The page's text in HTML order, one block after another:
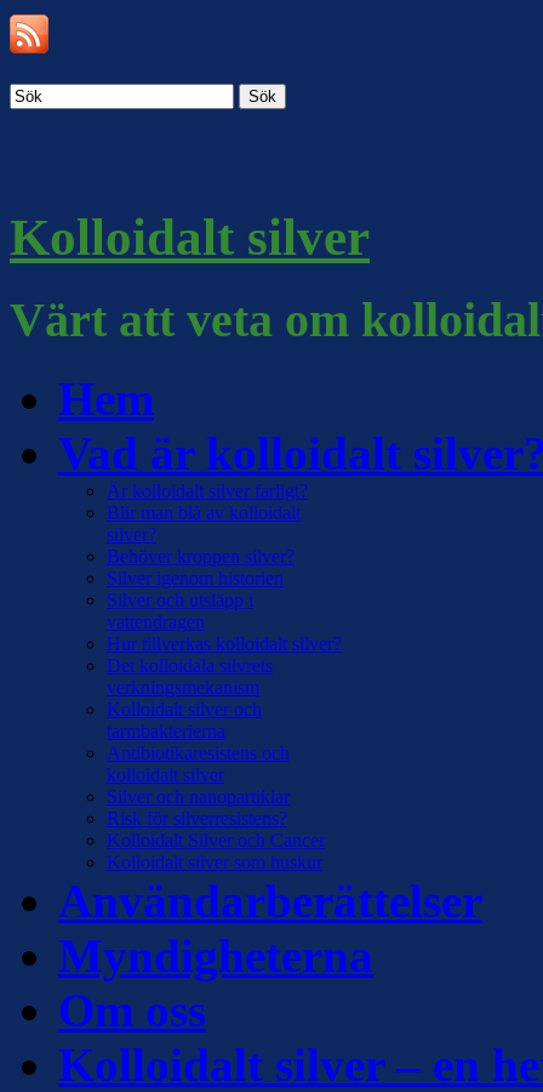
Sök
Kolloidalt silver
Värt att veta om
Hem
Vad är kolloidalt
Är kolloidalt silver farligt?
Blir man blå av kolloidalt
silver?
Behöver kroppen silver?
Silver igenom historien
Silver och utsläpp i
vattendragen
Hur tillverkas kolloidalt silver?
Det kolloidala silvrets
verkningsmekanism
Kolloidalt silver och
tarmbakterierna
Antibiotikaresistens och
kolloidalt silver
Silver och nanopartiklar
Risk för silverresistens?
Kolloidalt Silver och Cancer
Kolloidalt silver som huskur
Användarberättelser
Myndigheterna
Om oss
Kolloidalt silver – en